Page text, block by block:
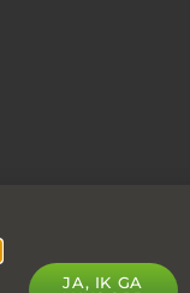
JA, IK GA